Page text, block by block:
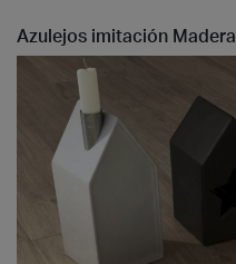
Azulejos imitación Madera